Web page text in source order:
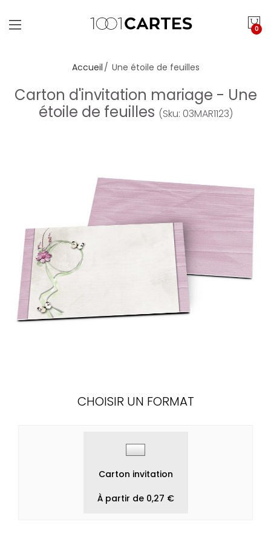
0
Accueil Une étoile de feuilles
Carton d'invitation mariage - Une
étoile de feuilles (Sku: 03MAR1123)
CHOISIR UN FORMAT
Carton invitation
À partir de 0,27 €